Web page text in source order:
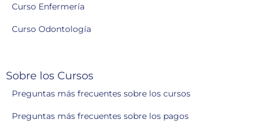
Curso Enfermería
Curso Odontología
Sobre los Cursos
Preguntas más frecuentes sobre los cursos
Preguntas más frecuentes sobre los pagos